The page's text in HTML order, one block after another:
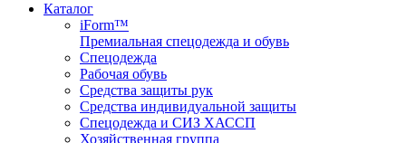
Каталог
iForm™
Премиальная спецодежда и обувь
Спецодежда
Рабочая обувь
Средства защиты рук
Средства индивидуальной защиты
Спецодежда и СИЗ ХАССП
Хозяйственная группа